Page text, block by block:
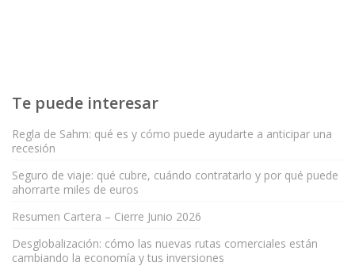
Te puede interesar
Regla de Sahm: qué es y cómo puede ayudarte a anticipar una
recesión
Seguro de viaje: qué cubre, cuándo contratarlo y por qué puede
ahorrarte miles de euros
Resumen Cartera – Cierre Junio 2026
Desglobalización: cómo las nuevas rutas comerciales están
cambiando la economía y tus inversiones